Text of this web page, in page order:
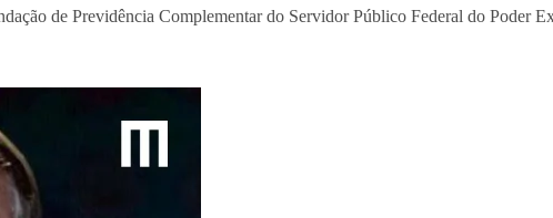
de Previdência Complementar do Servidor Público Federal do Poder